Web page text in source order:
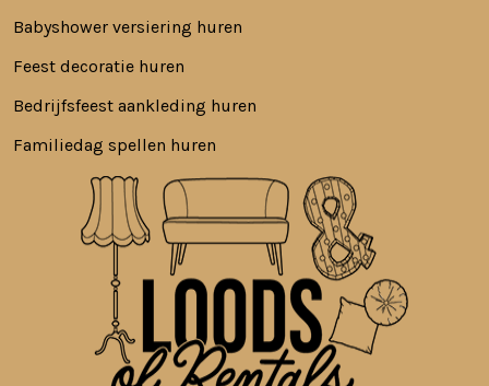
Babyshower versiering huren
Feest decoratie huren
Bedrijfsfeest aankleding huren
Familiedag spellen huren